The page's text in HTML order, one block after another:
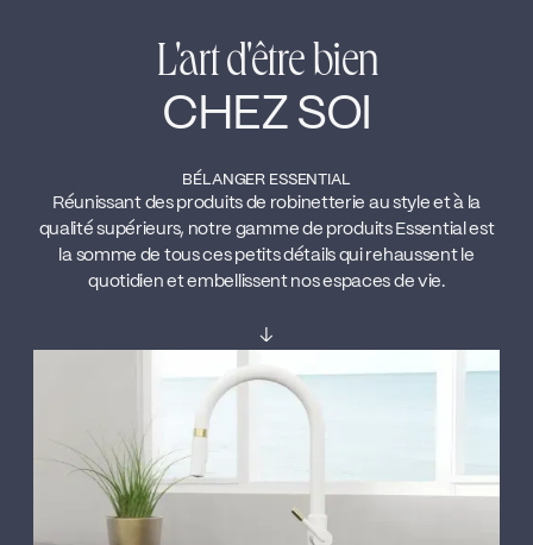
L'art d'être bien
CHEZ SOI
BÉLANGER ESSENTIAL
Réunissant des produits de robinetterie au style et à la
qualité supérieurs, notre gamme de produits Essential est
la somme de tous ces petits détails qui rehaussent le
quotidien et embellissent nos espaces de vie.
↓